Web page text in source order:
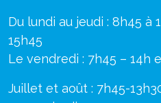
Du lundi au jeudi : 8h45 à
15h45
Le vendredi : 7h45 – 14h
Juillet et août : 7h45-